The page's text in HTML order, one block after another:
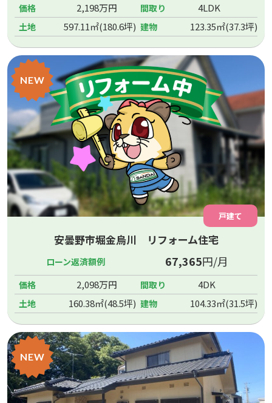
価格 2,198万円 間取り 4LDK
土地 597.11㎡(180.6坪) 建物 123.35㎡(37.3坪)
NEW
戸建て
安曇野市堀金烏川 リフォーム住宅
ローン返済額例 67,365円/月
価格 2,098万円 間取り 4DK
土地 160.38㎡(48.5坪) 建物 104.33㎡(31.5坪)
NEW